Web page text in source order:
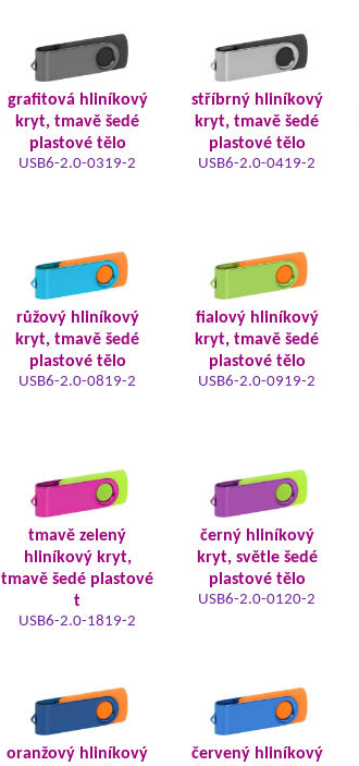
grafitová hliníkový
kryt, tmavě šedé
plastové tělo
USB6-2.0-0319-2
stříbrný hliníkový
kryt, tmavě šedé
plastové tělo
USB6-2.0-0419-2
růžový hliníkový
kryt, tmavě šedé
plastové tělo
USB6-2.0-0819-2
fialový hliníkový
kryt, tmavě šedé
plastové tělo
USB6-2.0-0919-2
tmavě zelený
hliníkový kryt,
tmavě šedé plastové
t
USB6-2.0-1819-2
černý hliníkový
kryt, světle šedé
plastové tělo
USB6-2.0-0120-2
oranžový hliníkový
červený hliníkový